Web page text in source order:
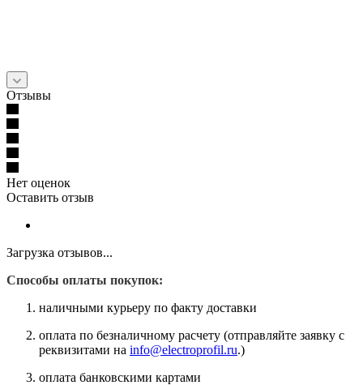
Отзывы
Нет оценок
Оставить отзыв
Загрузка отзывов...
Способы оплаты покупок:
наличными курьеру по факту доставки
оплата по безналичному расчету (отправляйте заявку с
реквизитами на info@electroprofil.ru.)
оплата банковскими картами